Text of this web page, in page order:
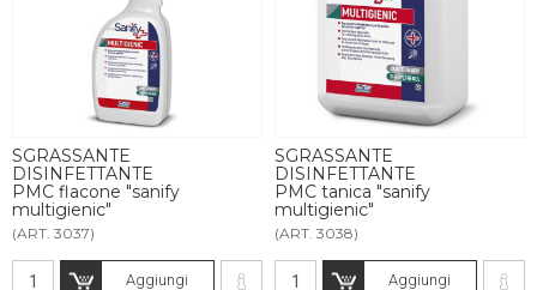
SGRASSANTE
DISINFETTANTE
PMC flacone "sanify
multigienic"
(ART. 3037)
Aggiungi
SGRASSANTE
DISINFETTANTE
PMC tanica "sanify
multigienic"
(ART. 3038)
Aggiungi